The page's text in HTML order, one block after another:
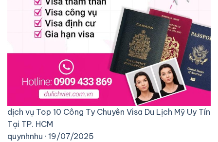
dịch vụ Top 10 Công Ty Chuyên Visa Du Lịch Mỹ Uy Tín
Tại TP. HCM
quynhnhu · 19/07/2025